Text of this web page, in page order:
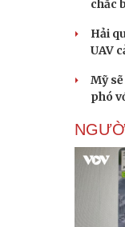
chắc
Hải
UAV
Mỹ
phó